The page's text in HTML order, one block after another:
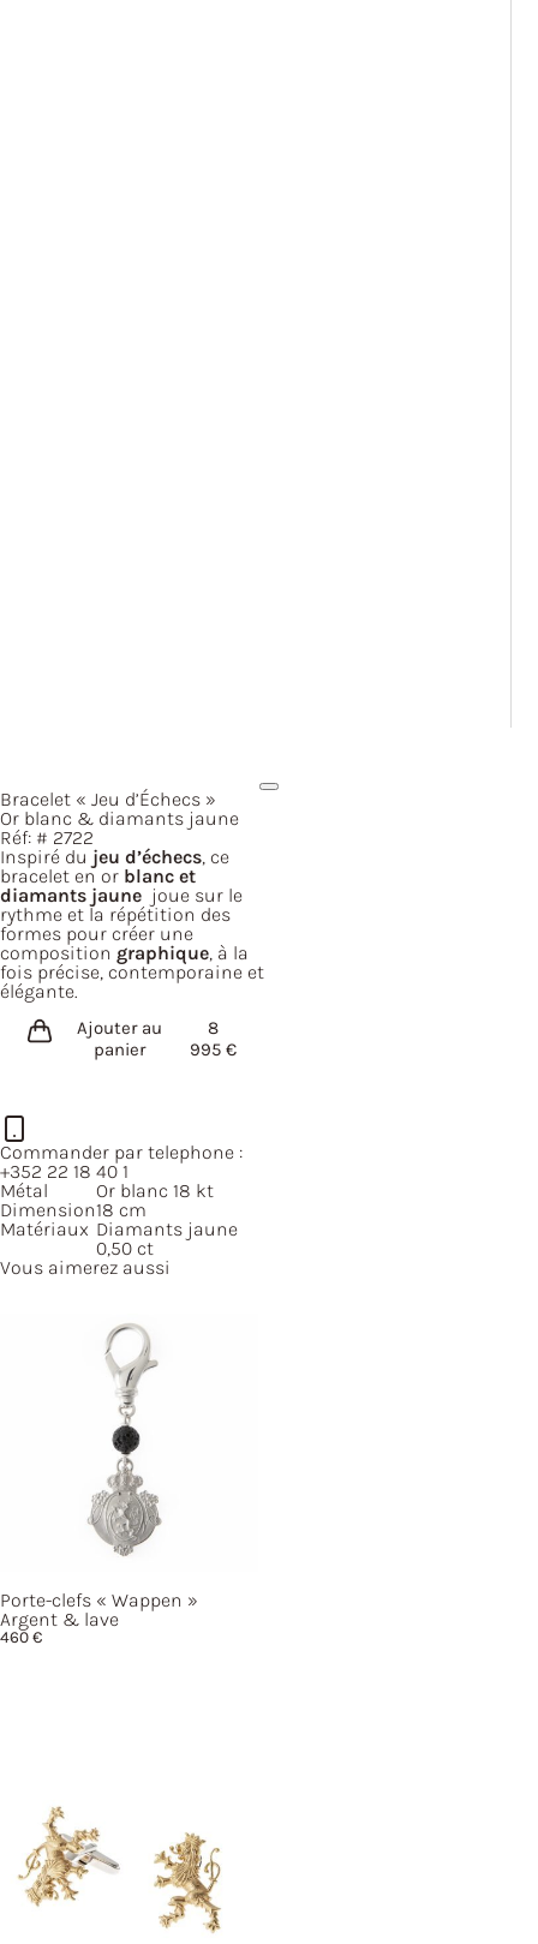
Bracelet « Jeu d’Échecs »
Or blanc & diamants jaune
Réf: # 2722
Inspiré du jeu d’échecs, ce
bracelet en or blanc et
diamants jaune joue sur le
rythme et la répétition des
formes pour créer une
composition graphique, à la
fois précise, contemporaine et
élégante.
Ajouter au
panier
8
995€
Commander par telephone :
+352 22 18 40 1
Métal
Or blanc 18 kt
Dimension18 cm
Matériaux Diamants jaune
0,50 ct
Vous aimerez aussi
Porte-clefs « Wappen »
Argent & lave
460€